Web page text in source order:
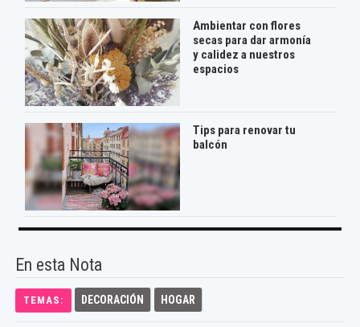
Ambientar con flores
secas para dar armonía
y calidez a nuestros
espacios
Tips para renovar tu
balcón
En esta Nota
TEMAS: DECORACIÓN HOGAR